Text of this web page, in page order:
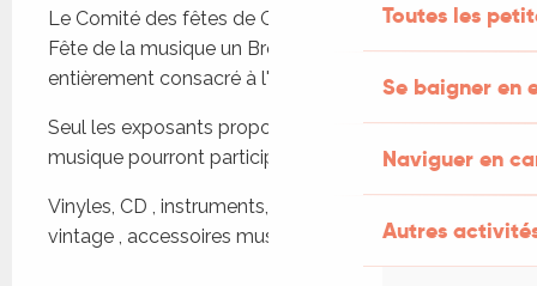
Toutes les
Se baigner en
Naviguer en
Autres
Le Comité des fêtes de Gramat organise pour la
Fête de la musique un Broc'music: un vide grenier
entièrement consacré à l'univers musical
Seul les exposants proposant des objets liés à la
musique pourront participer.
Vinyles, CD , instruments, sono , affiches ,objets
vintage , accessoires musicaux...